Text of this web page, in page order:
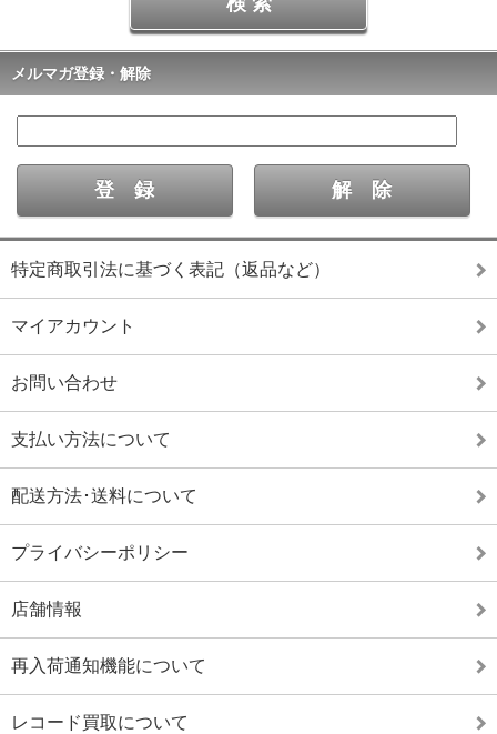
メルマガ登録・解除
特定商取引法に基づく表記（返品など）
マイアカウント
お問い合わせ
支払い方法について
配送方法･送料について
プライバシーポリシー
店舗情報
再入荷通知機能について
レコード買取について